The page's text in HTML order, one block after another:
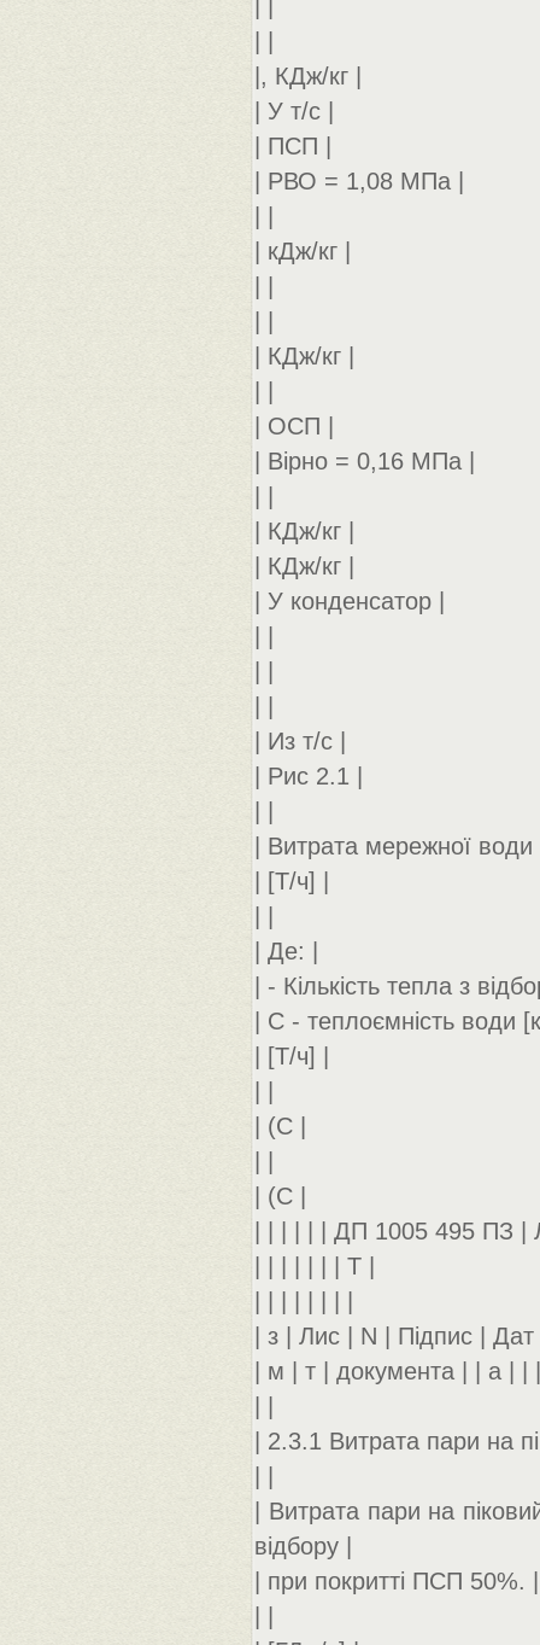
|, КДж/кг |
| У т/с |
| ПСП |
| РВО = 1,08 МПа |
| кДж/кг |
| КДж/кг |
| ОСП |
| Вірно = 0,16 МПа |
| КДж/кг |
| КДж/кг |
| У конденсатор |
| Из т/с |
| Рис 2.1 |
| Витрата мережної води
| [Т/ч] |
| Де: |
| - Кількість тепла з
| С - теплоємність води
| [Т/ч] |
| (С |
| (С |
| | | | | | ДП 1005 495 ПЗ |
| | | | | | | Т |
| з | Лис | N | Підпис |
| м | т | документа | | а | | |
| 2.3.1 Витрата пари на
| Витрата пари на
відбору |
| при покритті ПСП 50%. |